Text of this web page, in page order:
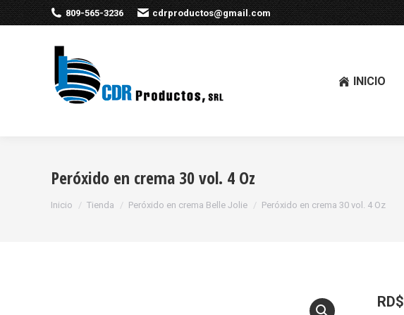
809-565-3236 cdrproductos@gmail.com
INICIO
Peróxido en crema 30 vol. 4 Oz
Inicio Tienda Peróxido en crema Belle Jolie Peróxido en crema 30 vol. 4 Oz
RD$